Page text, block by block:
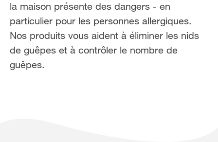
NL FR
la maison présente des dangers - en
particulier pour les personnes allergiques.
Nos produits vous aident à éliminer les nids
de guêpes et à contrôler le nombre de
guêpes.